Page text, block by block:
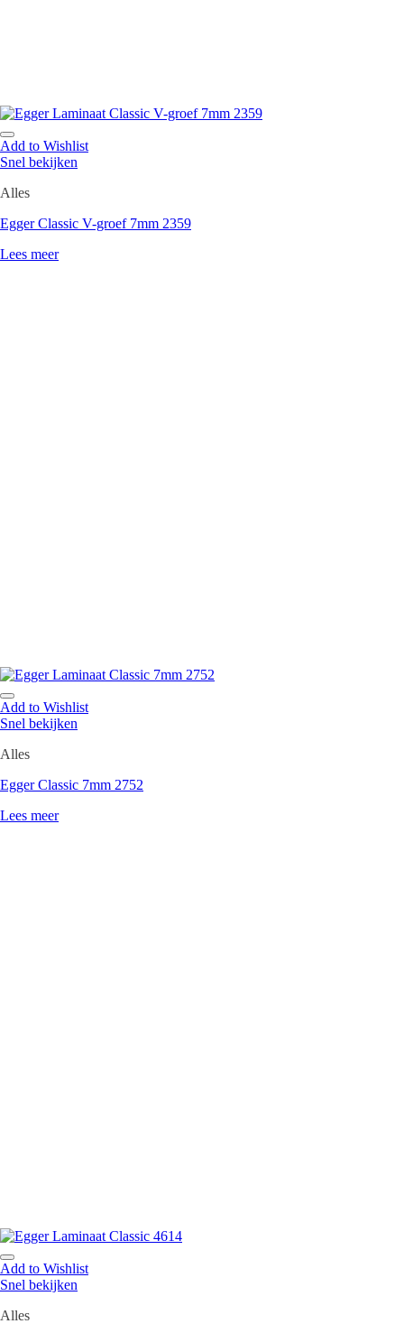
Add to Wishlist
Snel bekijken
Alles
Egger Classic V-groef 7mm 2359
Lees meer
Add to Wishlist
Snel bekijken
Alles
Egger Classic 7mm 2752
Lees meer
Add to Wishlist
Snel bekijken
Alles